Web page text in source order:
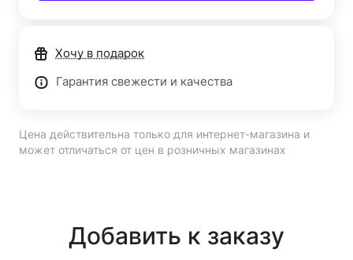
Хочу в подарок
Гарантия свежести и качества
Цена действительна только для интернет-магазина и
может отличаться от цен в розничных магазинах
Добавить к заказу